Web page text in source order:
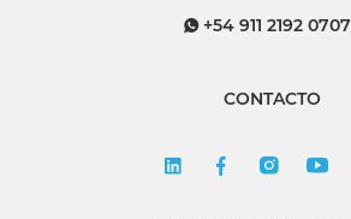
+54 911 2192 0707
CONTACTO